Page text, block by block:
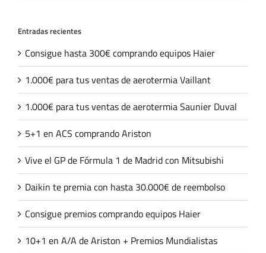
Entradas recientes
Consigue hasta 300€ comprando equipos Haier
1.000€ para tus ventas de aerotermia Vaillant
1.000€ para tus ventas de aerotermia Saunier Duval
5+1 en ACS comprando Ariston
Vive el GP de Fórmula 1 de Madrid con Mitsubishi
Daikin te premia con hasta 30.000€ de reembolso
Consigue premios comprando equipos Haier
10+1 en A/A de Ariston + Premios Mundialistas